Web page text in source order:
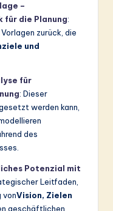
–
die Planung:
zurück, die
und
für
: Dieser
werden kann,
des
Potenzial mit
Leitfaden,
vonVision, Zielen
geschäftlichen